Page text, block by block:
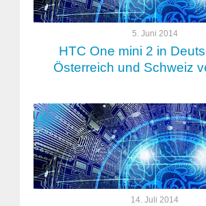
5. Juni 2014
HTC One mini 2 in
Österreich und Schweiz
14. Juli 2014